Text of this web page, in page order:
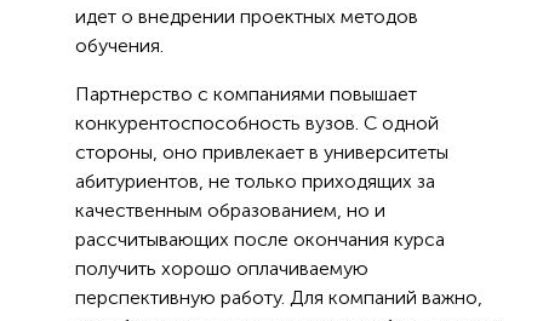
идет о внедрении проектных методов
обучения.
Партнерство с компаниями повышает
конкурентоспособность вузов. С одной
стороны, оно привлекает в университеты
абитуриентов, не только приходящих за
качественным образованием, но и
рассчитывающих после окончания курса
получить хорошо оплачиваемую
перспективную работу. Для компаний важно,